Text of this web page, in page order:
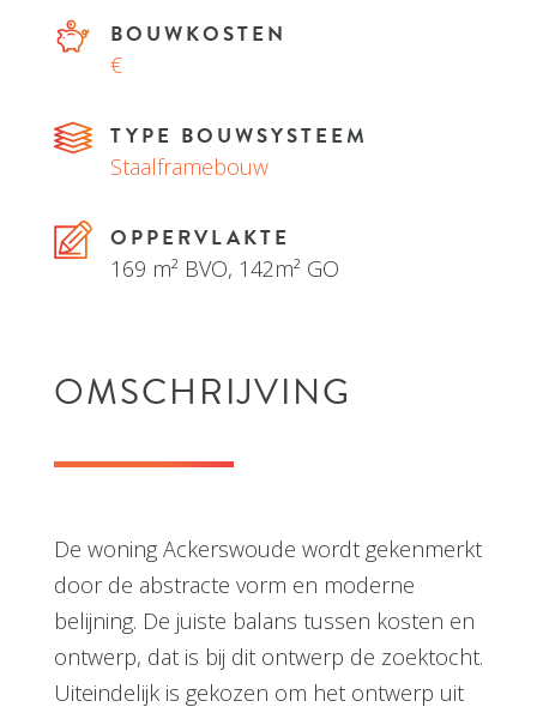
BOUWKOSTEN
€
TYPE BOUWSYSTEEM
Staalframebouw
OPPERVLAKTE
169 m² BVO, 142m² GO
OMSCHRIJVING
De woning Ackerswoude wordt gekenmerkt
door de abstracte vorm en moderne
belijning. De juiste balans tussen kosten en
ontwerp, dat is bij dit ontwerp de zoektocht.
Uiteindelijk is gekozen om het ontwerp uit